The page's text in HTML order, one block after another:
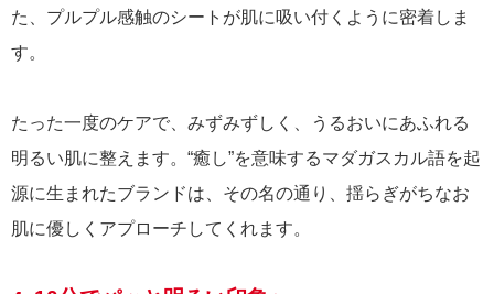
た、プルプル感触のシートが肌に吸い付くように密着しま
す。
たった一度のケアで、みずみずしく、うるおいにあふれる
明るい肌に整えます。“癒し”を意味するマダガスカル語を起
源に生まれたブランドは、その名の通り、揺らぎがちなお
肌に優しくアプローチしてくれます。